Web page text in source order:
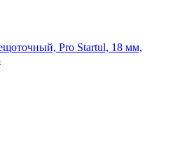
Pro Startul, 18 мм,